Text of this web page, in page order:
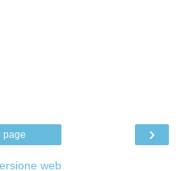
›
page
web